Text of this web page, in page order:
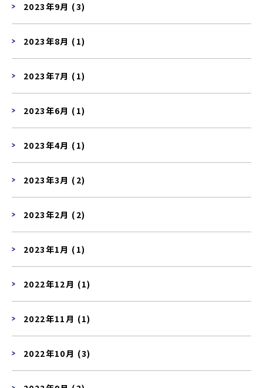
2023年9月 (3)
2023年8月 (1)
2023年7月 (1)
2023年6月 (1)
2023年4月 (1)
2023年3月 (2)
2023年2月 (2)
2023年1月 (1)
2022年12月 (1)
2022年11月 (1)
2022年10月 (3)